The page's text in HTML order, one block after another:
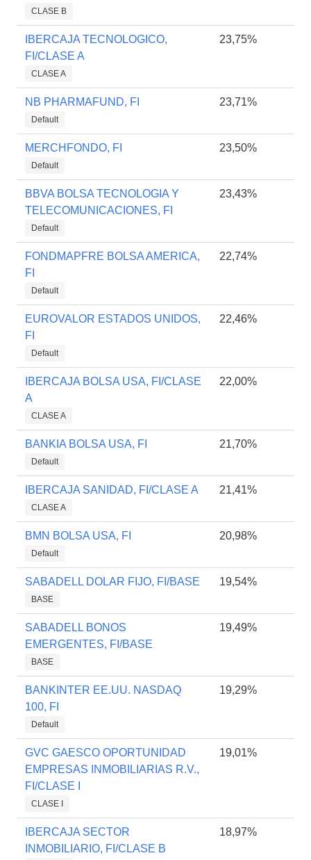
CLASE B
IBERCAJA TECNOLOGICO,
FI/CLASE A
CLASE A
23,75%
NB PHARMAFUND, FI
Default
23,71%
MERCHFONDO, FI
Default
23,50%
BBVA BOLSA TECNOLOGIA Y
TELECOMUNICACIONES, FI
Default
23,43%
FONDMAPFRE BOLSA AMERICA,
FI
Default
22,74%
EUROVALOR ESTADOS UNIDOS,
FI
Default
22,46%
IBERCAJA BOLSA USA, FI/CLASE
A
CLASE A
22,00%
BANKIA BOLSA USA, FI
Default
21,70%
IBERCAJA SANIDAD, FI/CLASE A
CLASE A
21,41%
BMN BOLSA USA, FI
Default
20,98%
SABADELL DOLAR FIJO, FI/BASE
BASE
19,54%
SABADELL BONOS
EMERGENTES, FI/BASE
BASE
19,49%
BANKINTER EE.UU. NASDAQ
100, FI
Default
19,29%
GVC GAESCO OPORTUNIDAD
EMPRESAS INMOBILIARIAS R.V.,
FI/CLASE I
CLASE I
19,01%
IBERCAJA SECTOR
INMOBILIARIO, FI/CLASE B
18,97%